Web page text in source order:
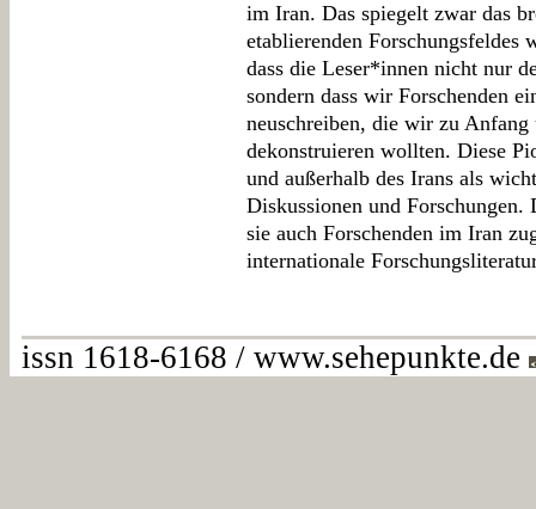
im Iran. Das spiegelt zwar das
etablierenden Forschungsfeldes
dass die Leser*innen nicht nur
sondern dass wir Forschenden
neuschreiben, die wir zu Anfang
dekonstruieren wollten. Diese
und außerhalb des Irans als
Diskussionen und Forschungen.
sie auch Forschenden im Iran
internationale
issn 1618-6168 / www.sehepunkte.de